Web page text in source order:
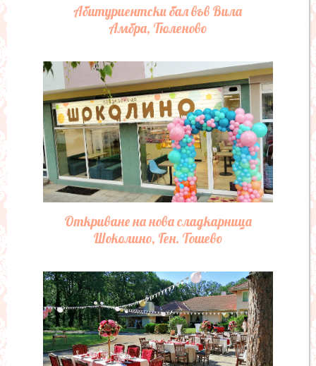
Абитуриентски бал във Вила
Амбра, Тюленово
Откриване на нова сладкарница
Шоколино, Ген. Тошево